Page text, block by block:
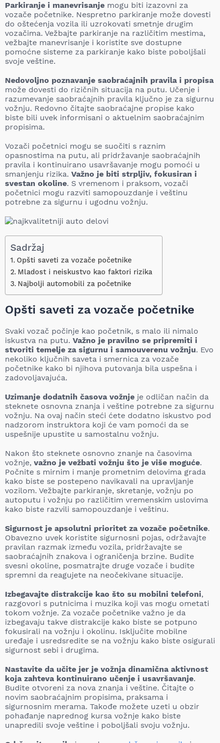
Parkiranje i manevrisanje mogu biti izazovni za
vozače početnike. Nespretno parkiranje može dovesti
do oštećenja vozila ili uzrokovati smetnje drugim
vozačima. Vežbajte parkiranje na različitim mestima,
vežbajte manevrisanje i koristite sve dostupne
pomoćne sisteme za parkiranje kako biste poboljšali
svoje veštine.
Nedovoljno poznavanje saobraćajnih pravila i propisa
može dovesti do rizičnih situacija na putu. Učenje i
razumevanje saobraćajnih pravila ključno je za sigurnu
vožnju. Redovno čitajte saobraćajne propise kako
biste bili uvek informisani o aktuelnim saobraćajnim
propisima.
Vozači početnici mogu se suočiti s raznim
opasnostima na putu, ali pridržavanje saobraćajnih
pravila i kontinuirano usavršavanje mogu pomoći u
smanjenju rizika. Važno je biti strpljiv, fokusiran i
svestan okoline. S vremenom i praksom, vozači
početnici mogu razviti samopouzdanje i veštinu
potrebne za sigurnu i ugodnu vožnju.
Sadržaj
Opšti saveti za vozače početnike
Mladost i neiskustvo kao faktori rizika
Najbolji automobili za početnike
Opšti saveti za vozače početnike
Svaki vozač počinje kao početnik, s malo ili nimalo
iskustva na putu. Važno je pravilno se pripremiti i
stvoriti temelje za sigurnu i samouverenu vožnju. Evo
nekoliko ključnih saveta i smernica za vozače
početnike kako bi njihova putovanja bila uspešna i
zadovoljavajuća.
Uzimanje dodatnih časova vožnje je odličan način da
steknete osnovna znanja i veštine potrebne za sigurnu
vožnju. Na ovaj način steći ćete dodatno iskustvo pod
nadzorom instruktora koji će vam pomoći da se
uspešnije upustite u samostalnu vožnju.
Nakon što steknete osnovno znanje na časovima
vožnje, važno je vežbati vožnju što je više moguće.
Počnite s mirnim i manje prometnim delovima grada
kako biste se postepeno navikavali na upravljanje
vozilom. Vežbajte parkiranje, skretanje, vožnju po
autoputu i vožnju po različitim vremenskim uslovima
kako biste razvili samopouzdanje i veštinu.
Sigurnost je apsolutni prioritet za vozače početnike.
Obavezno uvek koristite sigurnosni pojas, održavajte
pravilan razmak između vozila, pridržavajte se
saobraćajnih znakova i ograničenja brzine. Budite
svesni okoline, posmatrajte druge vozače i budite
spremni da reagujete na neočekivane situacije.
Izbegavajte distrakcije kao što su mobilni telefoni,
razgovori s putnicima i muzika koji vas mogu ometati
tokom vožnje. Za vozače početnike važno je da
izbegavaju takve distrakcije kako biste se potpuno
fokusirali na vožnju i okolinu. Isključite mobilne
uređaje i usredsredite se na vožnju kako biste osigurali
sigurnost sebi i drugima.
Nastavite da učite jer je vožnja dinamična aktivnost
koja zahteva kontinuirano učenje i usavršavanje.
Budite otvoreni za nova znanja i veštine. Čitajte o
novim saobraćajnim propisima, praksama i
sigurnosnim merama. Takođe možete uzeti u obzir
pohađanje naprednog kursa vožnje kako biste
unapredili svoje veštine i poboljšali svoju vožnju.